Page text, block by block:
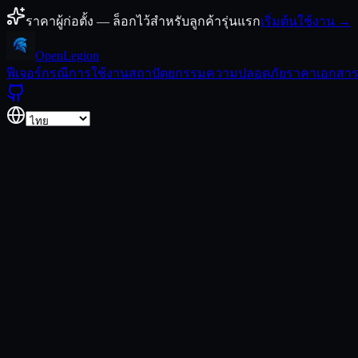
ข้ามไปยังเนื้อหา
ราคาผู้ก่อตั้ง — ล็อกไว้สำหรับลูกค้ารุ่นแรกเริ่มต้นใช้งาน →
OpenLegion
ฟีเจอร์กรณีการใช้งานสถาปัตยกรรมความปลอดภัยราคาเอกสาร